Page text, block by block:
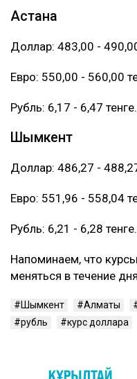
Астана
Доллар: 483,00 -
Евро: 550,00 - 560,00
Рубль: 6,17 - 6,47 тенге.
Шымкент
Доллар: 486,27 -
Евро: 551,96 - 558,04
Рубль: 6,21 - 6,28 тенге.
Напоминаем, что
меняться в течение
Шымкент Алматы
рубль
курс доллара